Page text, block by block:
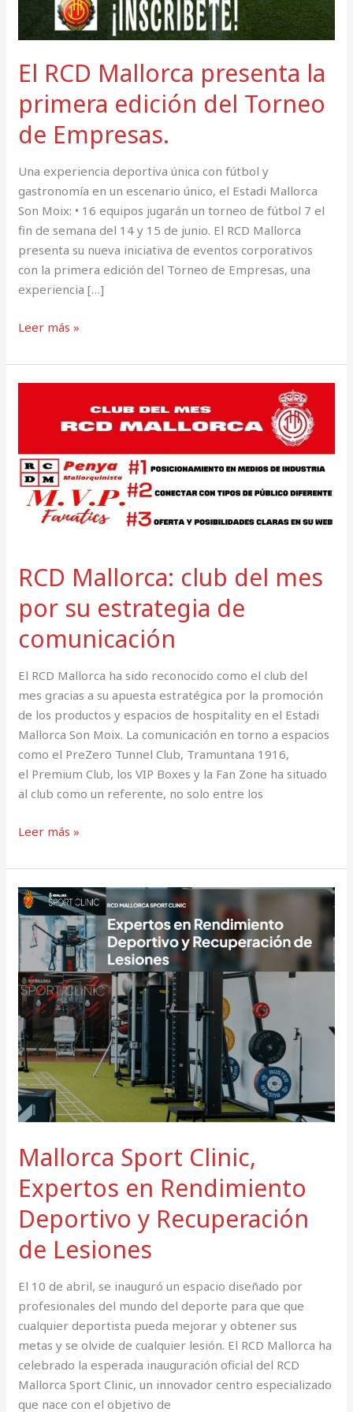
El RCD Mallorca presenta la
primera edición del Torneo
de Empresas.
Una experiencia deportiva única con fútbol y
gastronomía en un escenario único, el Estadi Mallorca
Son Moix: • 16 equipos jugarán un torneo de fútbol 7 el
fin de semana del 14 y 15 de junio. El RCD Mallorca
presenta su nueva iniciativa de eventos corporativos
con la primera edición del Torneo de Empresas, una
experiencia […]
edición
de
Leer más »
RCD Mallorca: club del mes
por su estrategia de
comunicación
El RCD Mallorca ha sido reconocido como el club del
mes gracias a su apuesta estratégica por la promoción
de los productos y espacios de hospitality en el Estadi
Mallorca Son Moix. La comunicación en torno a espacios
como el PreZero Tunnel Club, Tramuntana 1916,
el Premium Club, los VIP Boxes y la Fan Zone ha situado
al club como un referente, no solo entre los
del
mes
por
su
comunicación
Leer más »
Mallorca Sport Clinic,
Expertos en Rendimiento
Deportivo y Recuperación
de Lesiones
El 10 de abril, se inauguró un espacio diseñado por
profesionales del mundo del deporte para que que
cualquier deportista pueda mejorar y obtener sus
metas y se olvide de cualquier lesión. El RCD Mallorca ha
celebrado la esperada inauguración oficial del RCD
Mallorca Sport Clinic, un innovador centro especializado
que nace con el objetivo de
Mallorca
Sport
Clinic,
Expertos
en
Rendimiento
Deportivo
y
Recuperación
de
Lesiones